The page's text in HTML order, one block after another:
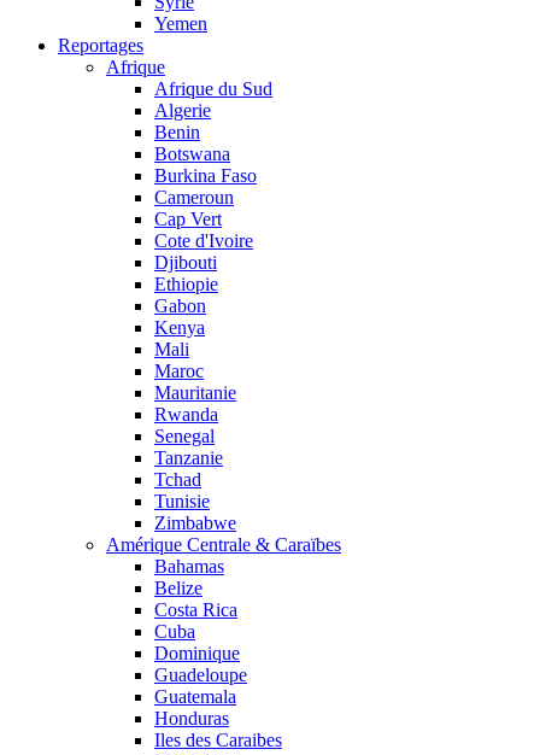
Yemen
Reportages
Afrique
Afrique du Sud
Algerie
Benin
Botswana
Burkina Faso
Cameroun
Cap Vert
Cote d'Ivoire
Djibouti
Ethiopie
Gabon
Kenya
Mali
Maroc
Mauritanie
Rwanda
Senegal
Tanzanie
Tchad
Tunisie
Zimbabwe
Amérique Centrale & Caraïbes
Bahamas
Belize
Costa Rica
Cuba
Dominique
Guadeloupe
Guatemala
Honduras
Iles des Caraibes